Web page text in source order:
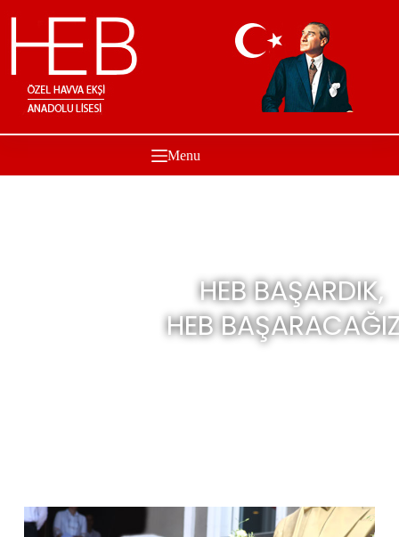
Menu
HEB BAŞARDIK,
HEB